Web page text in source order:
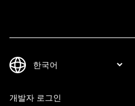
개발자 로그인